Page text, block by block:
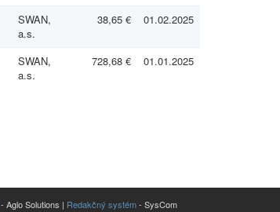
SWAN,
a.s.
38,65 € 01.02.2025
SWAN,
a.s.
728,68 € 01.01.2025
- Aglo Solutions | Redakčný systém- SysCom